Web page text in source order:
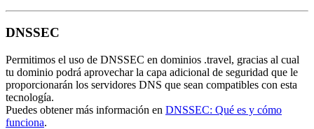
DNSSEC
Permitimos el uso de DNSSEC en dominios .travel, gracias al cual
tu dominio podrá aprovechar la capa adicional de seguridad que le
proporcionarán los servidores DNS que sean compatibles con esta
tecnología.
Puedes obtener más información en DNSSEC: Qué es y cómo
funciona.